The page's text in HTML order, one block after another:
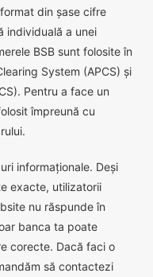
din șase cifre
individuală a unei
BSB sunt folosite în
System (APCS) și
Pentru a face un
împreună cu
informaționale. Deși
exacte, utilizatorii
nu răspunde în
banca ta poate
corecte. Dacă faci o
să contactezi